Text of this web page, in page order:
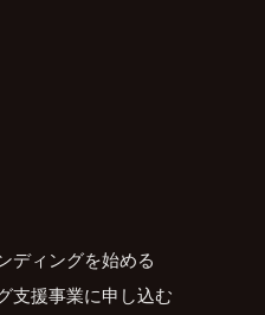
ディングを始める
支援事業に申し込む